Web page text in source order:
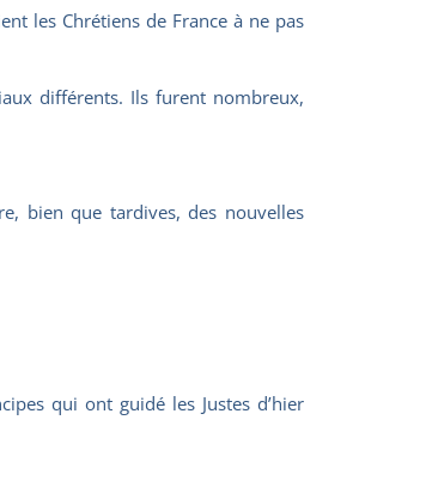
les Chrétiens de France à ne pas
différents. Ils furent nombreux,
bien que tardives, des nouvelles
qui ont guidé les Justes d’hier